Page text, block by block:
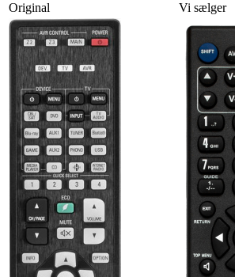
Original
Vi sælger